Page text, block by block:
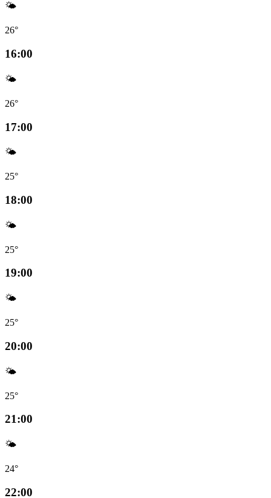
🌤️
26°
16:00
🌤️
26°
17:00
🌤️
25°
18:00
🌤️
25°
19:00
🌤️
25°
20:00
🌤️
25°
21:00
🌤️
24°
22:00